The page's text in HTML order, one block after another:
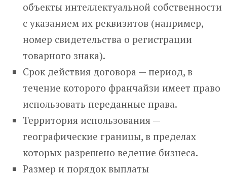
объекты интеллектуальной собственности
с указанием их реквизитов (например,
номер свидетельства о регистрации
товарного знака).
Срок действия договора — период, в
течение которого франчайзи имеет право
использовать переданные права.
Территория использования —
географические границы, в пределах
которых разрешено ведение бизнеса.
Размер и порядок выплаты